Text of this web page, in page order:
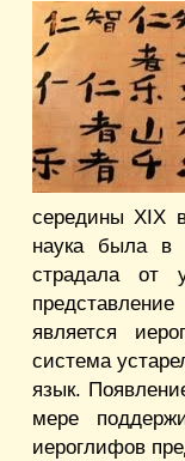
середины XIX
наука была в
страдала от
является
система
язык.
мере
иероглифов